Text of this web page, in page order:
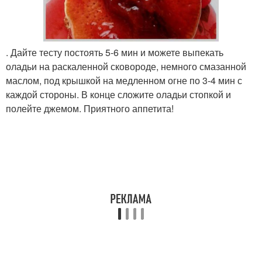
. Дайте тесту постоять 5-6 мин и можете выпекать
оладьи на раскаленной сковороде, немного смазанной
маслом, под крышкой на медленном огне по 3-4 мин с
каждой стороны. В конце сложите оладьи стопкой и
полейте джемом. Приятного аппетита!